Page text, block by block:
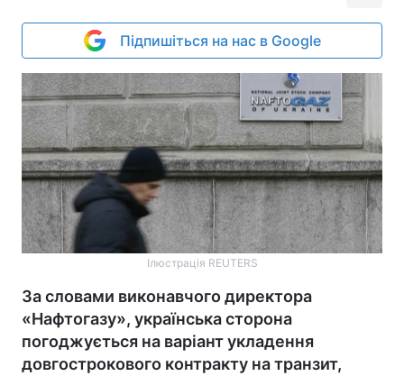
Підпишіться на нас в Google
Ілюстрація REUTERS
За словами виконавчого директора
«Нафтогазу», українська сторона
погоджується на варіант укладення
довгострокового контракту на транзит,